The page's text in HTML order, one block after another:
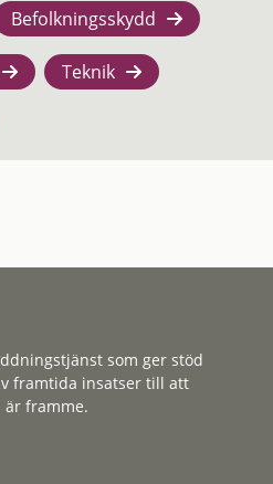
Befolkningsskydd
Teknik
som ger stöd
framtida insatser till att
framme.